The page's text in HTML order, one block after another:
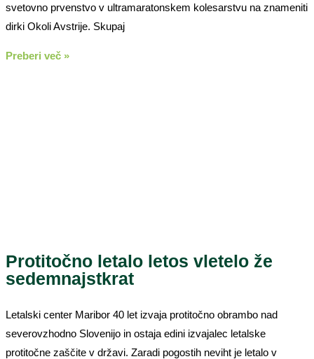
svetovno prvenstvo v ultramaratonskem kolesarstvu na znameniti
dirki Okoli Avstrije. Skupaj
Preberi več »
Protitočno letalo letos vletelo že
sedemnajstkrat
Letalski center Maribor 40 let izvaja protitočno obrambo nad
severovzhodno Slovenijo in ostaja edini izvajalec letalske
protitočne zaščite v državi. Zaradi pogostih neviht je letalo v